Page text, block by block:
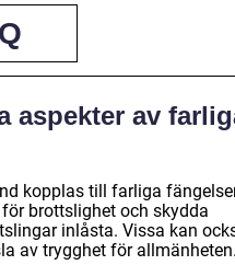
aspekter av
kopplas till farliga
brottslighet och skydda
inlåsta. Vissa kan
av trygghet för